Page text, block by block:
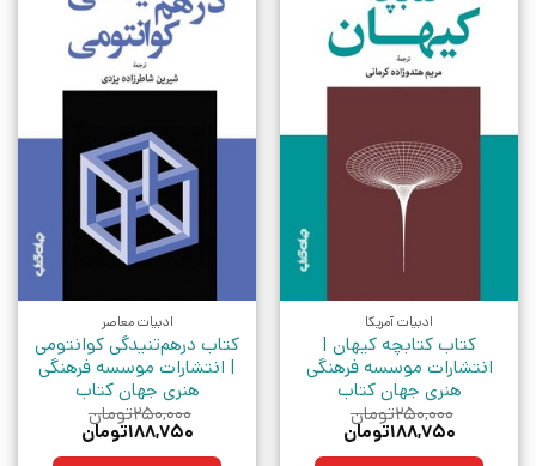
ادبیات آمریکا
کتاب کتابچه کیهان |
انتشارات موسسه فرهنگی
هنری جهان کتاب
۲۵۰,۰۰۰تومان
قیمت
۱۸۸,۷۵۰تومان
ادبیات معاصر
کتاب درهم‌تنیدگی کوانتومی
| انتشارات موسسه فرهنگی
هنری جهان کتاب
۲۵۰,۰۰۰تومان
قیمت
۱۸۸,۷۵۰تومان